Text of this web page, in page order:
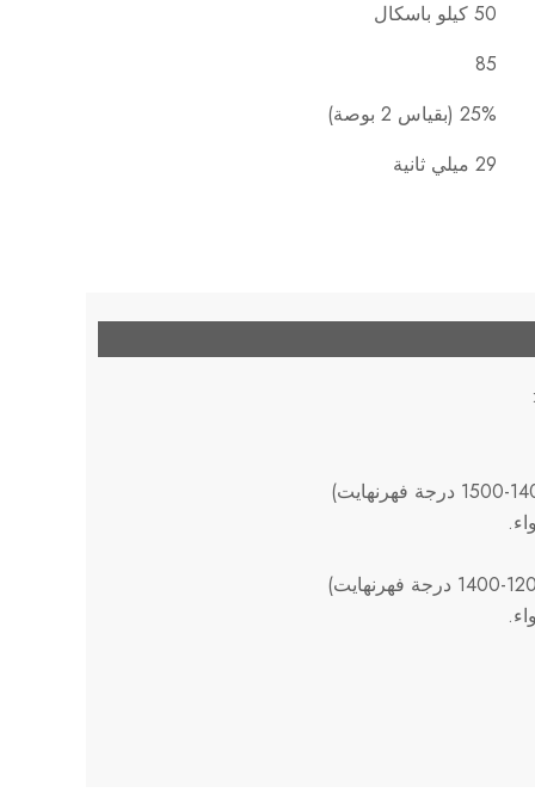
50 كيلو باسكال
85
25% (بقياس 2 بوصة)
29 ميلي ثانية